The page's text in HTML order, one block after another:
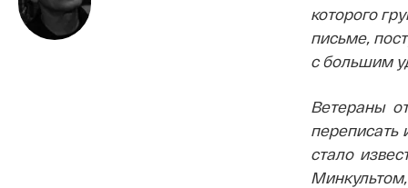
которого
письме,
с большим
Ветераны
переписать
стало